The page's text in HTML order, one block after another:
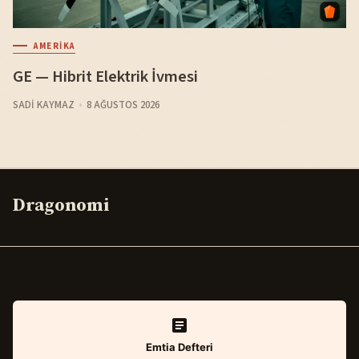
AMERIKA
GE — Hibrit Elektrik İvmesi
SADI KAYMAZ 8 AĞUSTOS 2026
Dragonomi
Emtia Defteri